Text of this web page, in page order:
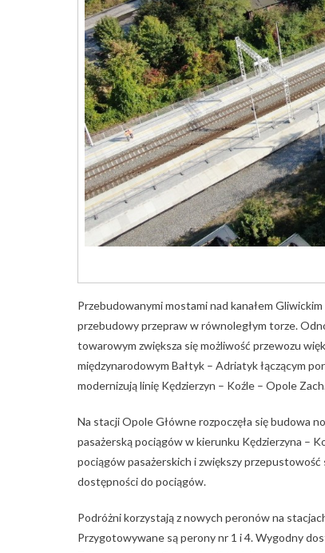
Przebudowanymi mostami nad kanałem
przebudowy przepraw w równoległym torze.
towarowym zwiększa się możliwość przewozu
międzynarodowym Bałtyk – Adriatyk łączącym
modernizują linię Kędzierzyn – Koźle – Opole
Na stacji Opole Główne rozpoczęła się budowa
pasażerską pociągów w kierunku Kędzierzyna –
pociągów pasażerskich i zwiększy przepustowość
dostępności do pociągów.
Podróżni korzystają z nowych peronów na
Przygotowywane są perony nr 1 i 4. Wygodny